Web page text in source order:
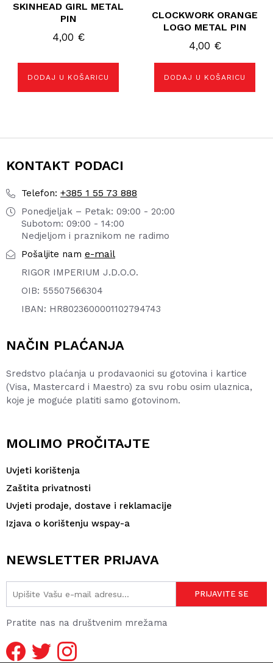
SKINHEAD GIRL METAL
PIN
4,00 €
DODAJ U KOŠARICU
CLOCKWORK ORANGE
LOGO METAL PIN
4,00 €
DODAJ U KOŠARICU
KONTAKT PODACI
Telefon: +385 1 55 73 888
Ponedjeljak – Petak: 09:00 - 20:00
Subotom: 09:00 - 14:00
Nedjeljom i praznikom ne radimo
Pošaljite nam e-mail
RIGOR IMPERIUM J.D.O.O.
OIB: 55507566304
IBAN: HR8023600001102794743
NAČIN PLAĆANJA
Sredstvo plaćanja u prodavaonici su gotovina i kartice
(Visa, Mastercard i Maestro) za svu robu osim ulaznica,
koje je moguće platiti samo gotovinom.
MOLIMO PROČITAJTE
Uvjeti korištenja
Zaštita privatnosti
Uvjeti prodaje, dostave i reklamacije
Izjava o korištenju wspay-a
NEWSLETTER PRIJAVA
Pratite nas na društvenim mrežama